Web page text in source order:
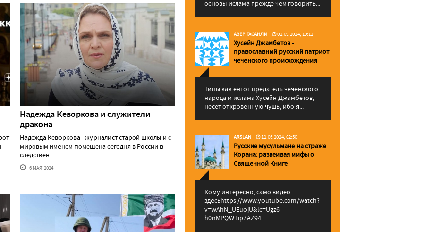
Надежда Кеворкова и служители
дракона
Надежда Кеворкова - журналист старой школы и с
мировым именем помещена сегодня в России в
следствен......
6 МАЯ'2024
основы ислама прежде чем говорить...
АЗЕР ГАСАНЛИ 02.09.2024, 19:12
Хусейн Джамбетов -
православный русский патриот
чеченского происхождения
Типы как ентот предатель чеченского
народа и ислама Хусейн Джамбетов,
несет откровенную чушь, ибо я...
ARSLAN 11.06.2024, 02:50
Русские мусульмане на страже
Корана: pазвеивая мифы о
Священной Книге
Кому интересно, само видео
здесьhttps://www.youtube.com/watch?
v=wAhN_UEuojU&lc=Ugz6-
h0nMPQWTip7AZ94...